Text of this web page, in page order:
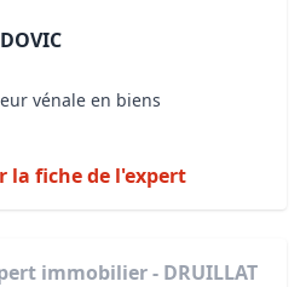
vénale en biens
la fiche de l'expert
immobilier - DRUILLAT